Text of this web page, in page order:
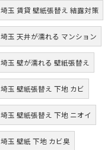
埼玉 賃貸 壁紙張替え 結露対策
埼玉 天井が濡れる マンション
埼玉 壁が濡れる 壁紙張替え
埼玉 壁紙張替え 下地 カビ
埼玉 壁紙張替え 下地 ニオイ
埼玉 壁紙 下地 カビ臭